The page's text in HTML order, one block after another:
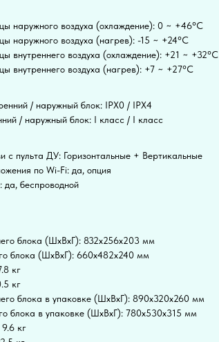
наружного воздуха (охлаждение): 0 ~ +46°C
наружного воздуха (нагрев): -15 ~ +24°C
внутреннего воздуха (охлаждение): +21 ~ +32°C
внутреннего воздуха (нагрев): +7 ~ +27°C
/ наружный блок: IPX0 / IPX4
/ наружный блок: I класс / I класс
с пульта ДУ: Горизонтальные + Вертикальные
по Wi-Fi: да, опция
да, беспроводной
блока (ШxВxГ): 832x256x203 мм
блока (ШxВxГ): 660x482x240 мм
кг
кг
блока в упаковке (ШxВxГ): 890x320x260 мм
блока в упаковке (ШxВxГ): 780x530x315 мм
9.6 кг